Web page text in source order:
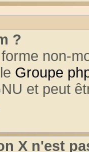
?
non-
Groupe
et peut
X n'est